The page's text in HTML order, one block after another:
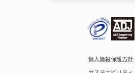
個人情報保護方針